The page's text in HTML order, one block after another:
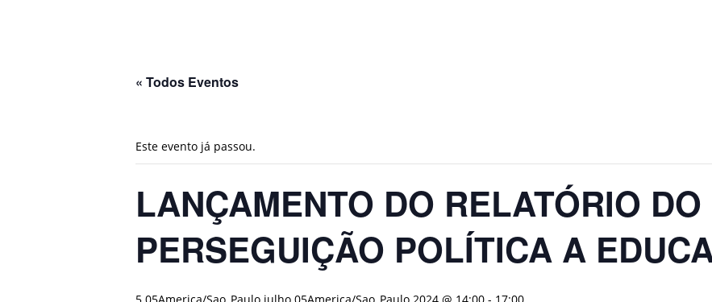
« Todos Eventos
Este evento já passou.
LANÇAMENTO DO RELATÓRIO
PERSEGUIÇÃO POLÍTICA A